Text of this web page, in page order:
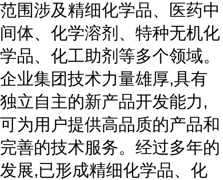
范围涉及精细化学品、医药中
间体、化学溶剂、特种无机化
学品、化工助剂等多个领域。
企业集团技术力量雄厚,具有
独立自主的新产品开发能力,
可为用户提供高品质的产品和
完善的技术服务。经过多年的
发展,已形成精细化学品、化